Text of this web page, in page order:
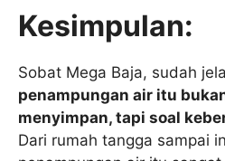
Kesimpulan:
Sobat Mega Baja, sudah
penampungan air itu
menyimpan, tapi soal
Dari rumah tangga sampai